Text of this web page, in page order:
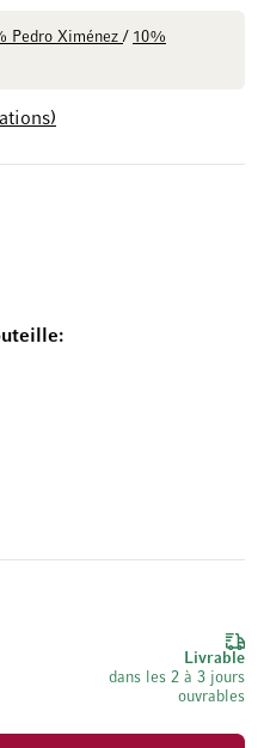
Pedro Ximénez/ 10%
Livrable
dans les 2 à 3 jours
ouvrables